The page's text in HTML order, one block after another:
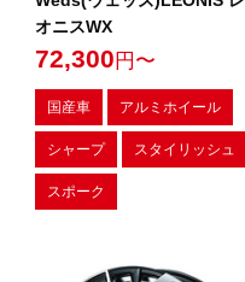
オニスWX
72,300 円〜
国産車 アルミホイール
シャープ スタイリッシュ
スポーク